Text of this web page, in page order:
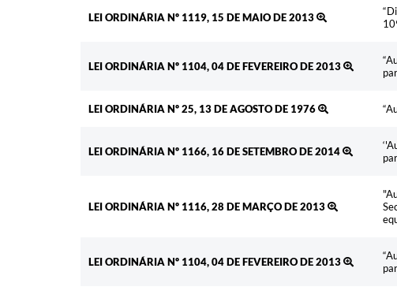
LEI ORDINÁRIA Nº 1119, 15 DE MAIO DE 2013
LEI ORDINÁRIA Nº 1104, 04 DE FEVEREIRO DE 2013
LEI ORDINÁRIA Nº 25, 13 DE AGOSTO DE 1976
LEI ORDINÁRIA Nº 1166, 16 DE SETEMBRO DE 2014
LEI ORDINÁRIA Nº 1116, 28 DE MARÇO DE 2013
LEI ORDINÁRIA Nº 1104, 04 DE FEVEREIRO DE 2013